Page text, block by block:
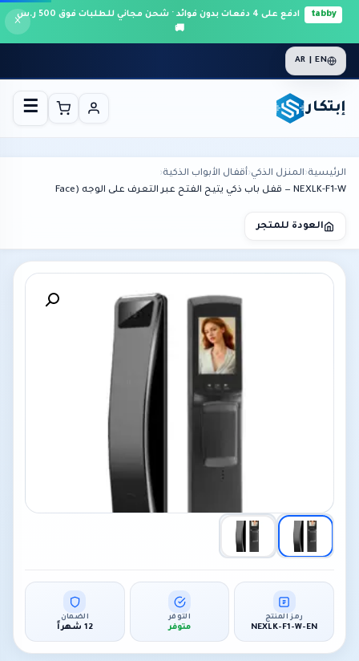
tabby
ادفع على 4 دفعات بدون فوائد · شحن مجاني للطلبات فوق 500 ر.س
🚚
×
AR | EN
إبتكار ☰
الرئيسية›المنزل الذكي›أقفال الأبواب الذكية›
NEXLK-F1-W — قفل باب ذكي يتيح الفتح عبر التعرف على الوجه (Face
العودة للمتجر
رمز المنتج
NEXLK-F1-W-EN
التوفر
متوفر
الضمان
12 شهراً